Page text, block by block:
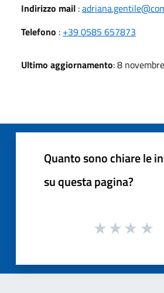
Indirizzo mail :
Telefono : +39 0585 657873
Ultimo aggiornamento: 8
Quanto sono chiare le
su questa pagina?